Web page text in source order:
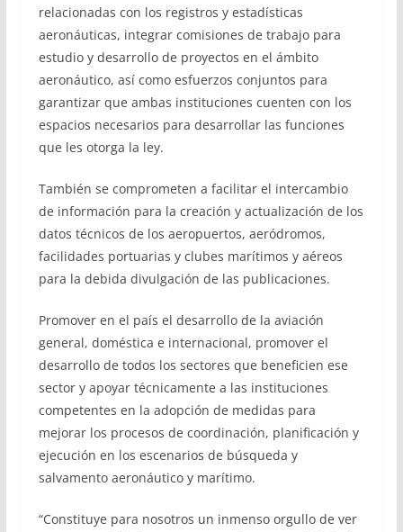
relacionadas con los registros y estadísticas
aeronáuticas, integrar comisiones de trabajo para
estudio y desarrollo de proyectos en el ámbito
aeronáutico, así como esfuerzos conjuntos para
garantizar que ambas instituciones cuenten con los
espacios necesarios para desarrollar las funciones
que les otorga la ley.
También se comprometen a facilitar el intercambio
de información para la creación y actualización de los
datos técnicos de los aeropuertos, aeródromos,
facilidades portuarias y clubes marítimos y aéreos
para la debida divulgación de las publicaciones.
Promover en el país el desarrollo de la aviación
general, doméstica e internacional, promover el
desarrollo de todos los sectores que beneficien ese
sector y apoyar técnicamente a las instituciones
competentes en la adopción de medidas para
mejorar los procesos de coordinación, planificación y
ejecución en los escenarios de búsqueda y
salvamento aeronáutico y marítimo.
“Constituye para nosotros un inmenso orgullo de ver